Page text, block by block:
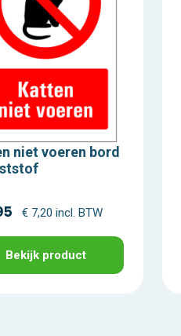
niet voeren bord
€ 7,20 incl. BTW
Bekijk product